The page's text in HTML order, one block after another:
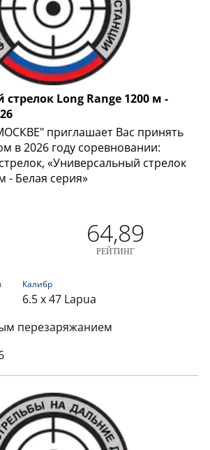
Long Range 1200 м -
приглашает Вас принять
в 2026 году соревновании:
«Универсальный стрелок
- Белая серия»
64,89
РЕЙТИНГ
Калибр
6.5 x 47 Lapua
перезаряжанием